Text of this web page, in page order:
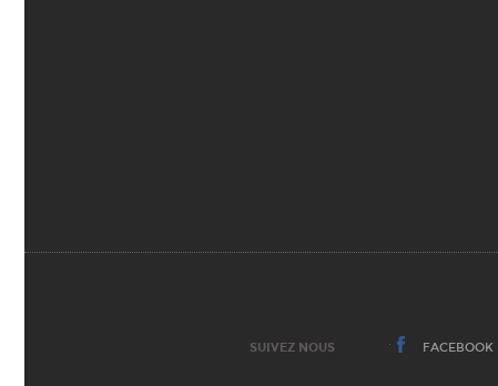
SUIVEZ NOUS FACEBOOK